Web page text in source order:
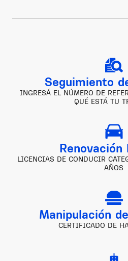
Seguimiento
INGRESÁ EL NÚMERO DE
QUÉ ESTÁ TU
Renovación
LICENCIAS DE CONDUCIR
AÑOS
Manipulación
CERTIFICADO DE